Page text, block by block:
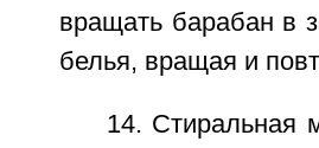
вращать барабан в
белья, вращая и
14. Стиральная